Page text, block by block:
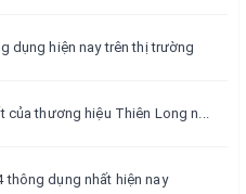
dụng hiện nay trên thị trường
thương hiệu Thiên Long n...
thông dụng nhất hiện nay